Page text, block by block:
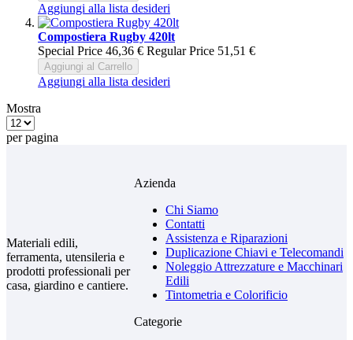
Aggiungi alla lista desideri
Compostiera Rugby 420lt
Special Price 46,36 € Regular Price 51,51 €
Aggiungi al Carrello
Aggiungi alla lista desideri
Mostra
per pagina
Materiali edili,
ferramenta, utensileria e
prodotti professionali per
casa, giardino e cantiere.
Azienda
Chi Siamo
Contatti
Assistenza e Riparazioni
Duplicazione Chiavi e Telecomandi
Noleggio Attrezzature e Macchinari
Edili
Tintometria e Colorificio
Categorie